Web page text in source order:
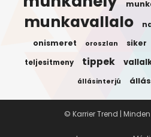
munkavallalo
onismeret oroszlan siker
teljesitmeny tippek
állásinterjú
© Karrier Trend |